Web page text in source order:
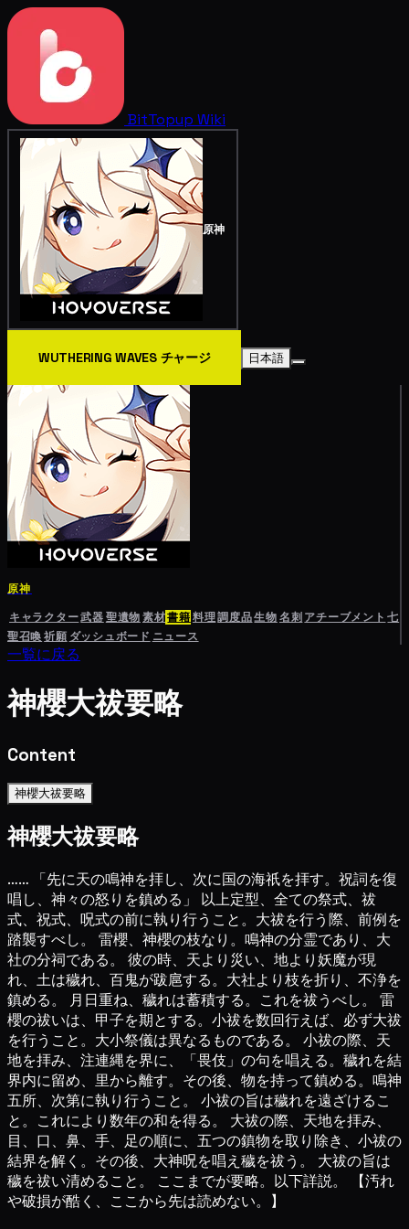
BitTopup Wiki
原神
WUTHERING WAVES チャージ 日本語
原神
キャラクター武器聖遺物素材書籍料理調度品生物名刺 アチーブメント 七
聖召喚祈願 ダッシュボード ニュース
一覧に戻る
神櫻大祓要略
Content
神櫻大祓要略
神櫻大祓要略
…… 「先に天の鳴神を拝し、次に国の海祇を拝す。祝詞を復
唱し、神々の怒りを鎮める」 以上定型、全ての祭式、祓
式、祝式、呪式の前に執り行うこと。大祓を行う際、前例を
踏襲すべし。 雷櫻、神櫻の枝なり。鳴神の分霊であり、大
社の分祠である。 彼の時、天より災い、地より妖魔が現
れ、土は穢れ、百鬼が跋扈する。大社より枝を折り、不浄を
鎮める。 月日重ね、穢れは蓄積する。これを祓うべし。 雷
櫻の祓いは、甲子を期とする。小祓を数回行えば、必ず大祓
を行うこと。大小祭儀は異なるものである。 小祓の際、天
地を拝み、注連縄を界に、「畏伎」の句を唱える。穢れを結
界内に留め、里から離す。その後、物を持って鎮める。鳴神
五所、次第に執り行うこと。 小祓の旨は穢れを遠ざけるこ
と。これにより数年の和を得る。 大祓の際、天地を拝み、
目、口、鼻、手、足の順に、五つの鎮物を取り除き、小祓の
結界を解く。その後、大神呪を唱え穢を祓う。 大祓の旨は
穢を祓い清めること。 ここまでが要略。以下詳説。 【汚れ
や破損が酷く、ここから先は読めない。】